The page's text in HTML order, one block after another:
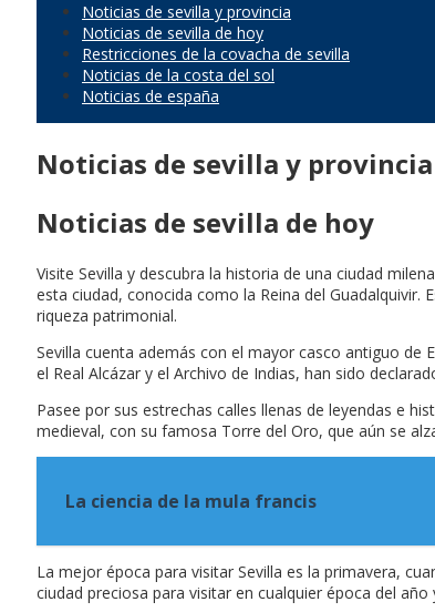
Noticias de sevilla y provincia
Noticias de sevilla de hoy
Restricciones de la covacha de sevilla
Noticias de la costa del sol
Noticias de españa
Noticias de sevilla y provincia
Noticias de sevilla de hoy
Visite Sevilla y descubra la historia de una ciudad
esta ciudad, conocida como la Reina del
riqueza patrimonial.
Sevilla cuenta además con el mayor casco antiguo
el Real Alcázar y el Archivo de Indias, han sido
Pasee por sus estrechas calles llenas de leyendas e
medieval, con su famosa Torre del Oro, que aún se
La ciencia de la mula francis
La mejor época para visitar Sevilla es la primavera,
ciudad preciosa para visitar en cualquier época del